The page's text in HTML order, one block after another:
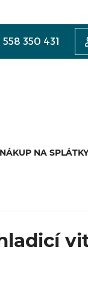
350 431
NÁKUP NA SPLÁTKY